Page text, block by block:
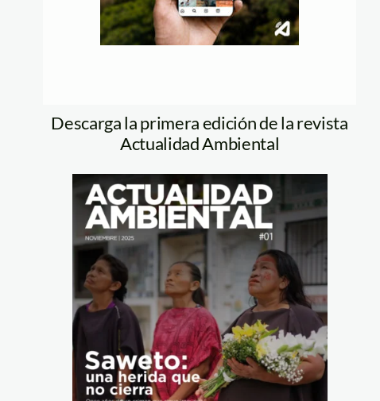
Descarga la primera edición de la revista
Actualidad Ambiental